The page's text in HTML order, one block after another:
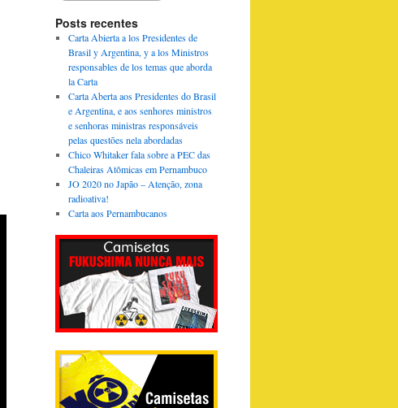
Posts recentes
Carta Abierta a los Presidentes de
Brasil y Argentina, y a los Ministros
responsables de los temas que aborda
la Carta
Carta Aberta aos Presidentes do Brasil
e Argentina, e aos senhores ministros
e senhoras ministras responsáveis
pelas questões nela abordadas
Chico Whitaker fala sobre a PEC das
Chaleiras Atômicas em Pernambuco
JO 2020 no Japão – Atenção, zona
radioativa!
Carta aos Pernambucanos